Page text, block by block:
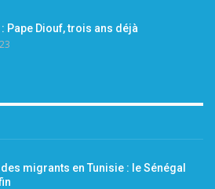
Pape Diouf, trois ans déjà
migrants en Tunisie : le Sénégal